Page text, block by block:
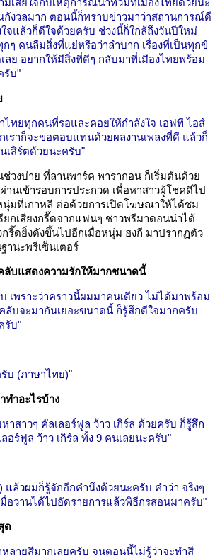
กังวลมาก ตอนนี้ก็ทราบข่าวมาว่าสถานการณ์ดี
จแล้วก็ดีใจด้วยครับ ช่วงนี้ก็ใกล้ถึงวันปีใหม่
ๆ คนลืมสิ่งที่แย่หรือว่าลำบาก เรื่องที่เป็นทุกข์
ลย อยากให้มีสิ่งที่ดีๆ กลับมาที่เมืองไทยพร้อม
รับ"
ทยทุกคนที่รอและคอยให้กำลังใจ เอฟที ไอส์
เราก็จะขอตอบแทนด้วยผลงานเพลงที่ดี แล้วก็
เสิร์ตด้วยนะครับ"
ช่วงบ่าย ที่ลานพาร์ค พารากอน ก็เริ่มต้นด้วย
านเข้ารอบการประกวด เพื่อหาสาวผู้โชคดีไป
มที่เกาหลี ต่อด้วยการเปิดโฆษณาให้ได้ชม
ยกเสียงกรี๊ดจากแฟนๆ ชาวพรีมาดอนน่าได้
กรี๊ดยิ่งดังขึ้นไปอีกเมื่อหนุ่ม ฮงกี มาปรากฏตัว
านะพรีเซ็นเตอร์
ลับแสดงความรักให้มากชนาดนี้
เพราะว่าคราวนี้ผมมาคนเดียว ไม่ได้มาพร้อม
บจะมากันเยอะขนาดนี้ ก็รู้สึกดีใจมากครับ
รับ"
บ (ภาษาไทย)"
ทำอะไรบ้าง
าสาวๆ คัลเลอร์ฟูล ว้าว เกิร์ล ด้วยครับ ก็รู้สึก
อร์ฟูล ว้าว เกิร์ล ทั้ง 9 คนเลยนะครับ"
ล้วผมก็รู้จักอีกคำนึงด้วยนะครับ คำว่า จริงๆ
มื่อวานได้ไปอัดรายการแล้วพิธีกรสอนมาครับ"
ด
ลายสีมากเลยครับ จนตอนนี้ไม่รู้ว่าจะทำสี